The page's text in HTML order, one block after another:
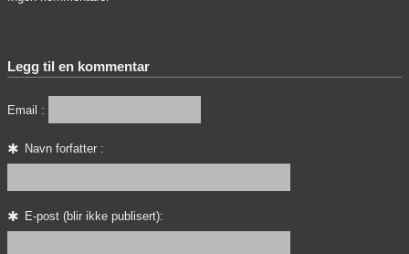
Legg til en kommentar
Email :
Navn forfatter :
E-post (blir ikke publisert):